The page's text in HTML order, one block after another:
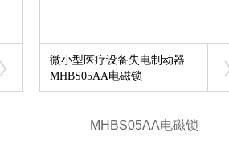
微小型医疗设备失电制动器
MHBS05AA电磁锁